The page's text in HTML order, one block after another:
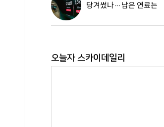
당겨썼나…남은 연료는
오늘자 스카이데일리